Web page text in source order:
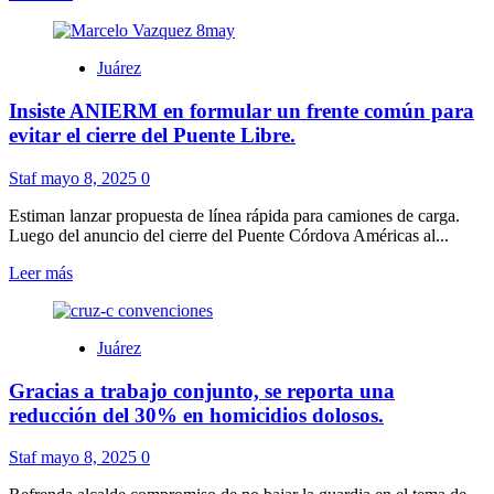
CANACINTRA.
sobre
CANACO
de
precios
en
productos
por
aplicación
de
Juárez
Insiste ANIERM en formular un frente común para
evitar el cierre del Puente Libre.
Stafmayo 8, 2025 0
Estiman lanzar propuesta de línea rápida para camiones de carga.
Luego del anuncio del cierre del Puente Córdova Américas al...
Leer másLeer
sobre
ANIERM
formular
un
frente
común
para
evitar
Juárez
Gracias a trabajo conjunto, se reporta una
reducción del 30% en homicidios dolosos.
Stafmayo 8, 2025 0